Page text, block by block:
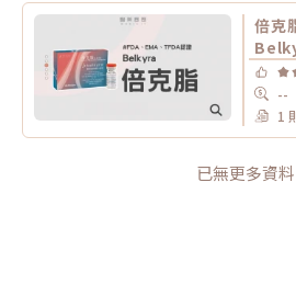
倍克
--
1
已無更多資料